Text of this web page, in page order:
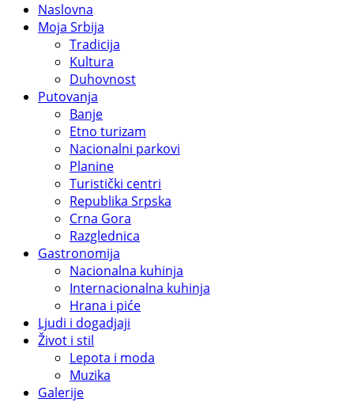
Naslovna
Moja Srbija
Tradicija
Kultura
Duhovnost
Putovanja
Banje
Etno turizam
Nacionalni parkovi
Planine
Turistički centri
Republika Srpska
Crna Gora
Razglednica
Gastronomija
Nacionalna kuhinja
Internacionalna kuhinja
Hrana i piće
Ljudi i dogadjaji
Život i stil
Lepota i moda
Muzika
Galerije